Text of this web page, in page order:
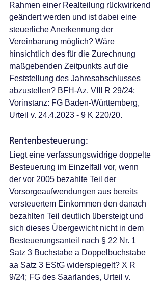
Rahmen einer Realteilung rückwirkend
geändert werden und ist dabei eine
steuerliche Anerkennung der
Vereinbarung möglich? Wäre
hinsichtlich des für die Zurechnung
maßgebenden Zeitpunkts auf die
Feststellung des Jahresabschlusses
abzustellen? BFH-Az. VIII R 29/24;
Vorinstanz: FG Baden-Württemberg,
Urteil v. 24.4.2023 - 9 K 220/20.
Rentenbesteuerung:
Liegt eine verfassungswidrige doppelte
Besteuerung im Einzelfall vor, wenn
der vor 2005 bezahlte Teil der
Vorsorgeaufwendungen aus bereits
versteuertem Einkommen den danach
bezahlten Teil deutlich übersteigt und
sich dieses Übergewicht nicht in dem
Besteuerungsanteil nach § 22 Nr. 1
Satz 3 Buchstabe a Doppelbuchstabe
aa Satz 3 EStG widerspiegelt? X R
9/24; FG des Saarlandes, Urteil v.